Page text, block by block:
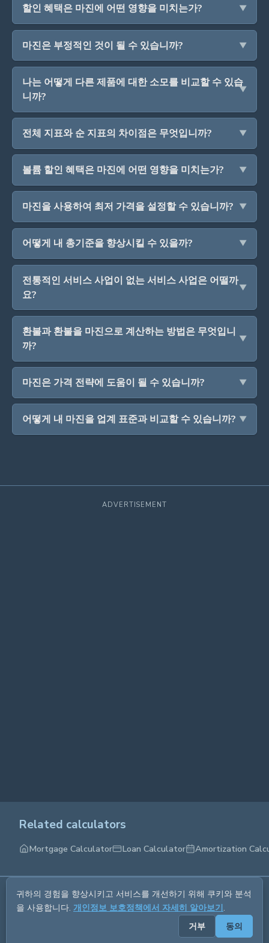
할인 혜택은 마진에 어떤 영향을 미치는가?
마진은 부정적인 것이 될 수 있습니까?
나는 어떻게 다른 제품에 대한 소모를 비교할 수 있습
니까?
전체 지표와 순 지표의 차이점은 무엇입니까?
볼륨 할인 혜택은 마진에 어떤 영향을 미치는가?
마진을 사용하여 최저 가격을 설정할 수 있습니까?
어떻게 내 총기준을 향상시킬 수 있을까?
전통적인 서비스 사업이 없는 서비스 사업은 어떨까
요?
환불과 환불을 마진으로 계산하는 방법은 무엇입니
까?
마진은 가격 전략에 도움이 될 수 있습니까?
어떻게 내 마진을 업계 표준과 비교할 수 있습니까?
ADVERTISEMENT
Related calculators
Mortgage Calculator Loan Calculator Amortization
About us Privacy policy Terms of service
Contact us
© 2026 CALCETRA. All rights reserved.
귀하의 경험을 향상시키고 서비스를 개선하기 위해 쿠키와 분석
을 사용합니다. 개인정보 보호정책에서 자세히 알아보기.
거부
동의